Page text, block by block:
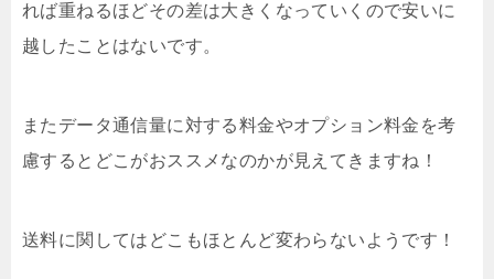
れば重ねるほどその差は大きくなっていくので安いに
越したことはないです。
またデータ通信量に対する料金やオプション料金を考
慮するとどこがおススメなのかが見えてきますね！
送料に関してはどこもほとんど変わらないようです！